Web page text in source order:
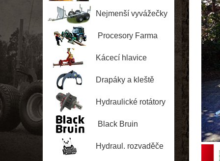
Nejmenší vyvážečky
Procesory Farma
Kácecí hlavice
Drapáky a kleště
Hydraulické rotátory
Black Bruin
Hydraul. rozvaděče